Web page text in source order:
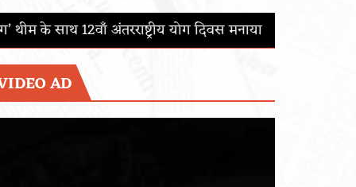
योग दिवस मनाया आई.आई.एस.ई.आर. मोहाली का 15वाँ
AD